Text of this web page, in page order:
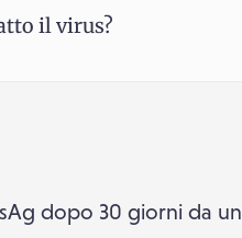
il virus?
dopo 30 giorni da un